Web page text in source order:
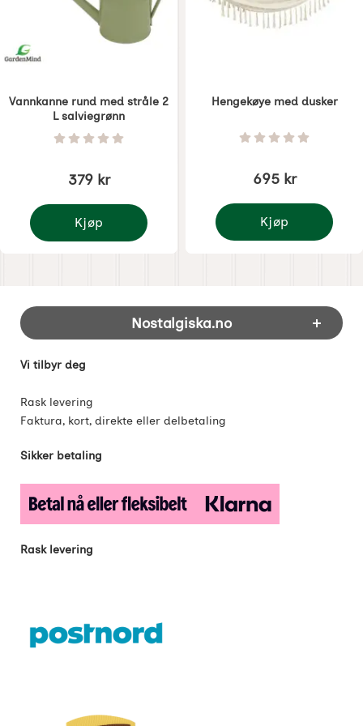
Vannkanne rund med stråle 2
L salviegrønn
Varenummer 7208Vurdering: 0 Stjerne av 5
379 kr
Kjøp
Vannkanne rund med stråle 2 L salviegrønn
Hengekøye med dusker
Varenummer 7701Vurdering: 0
695 kr
Kjøp
Hengekøye med
Footer-innhold Blandet informasjon og
Nostalgiska.no
Vi tilbyr deg
Rask levering
Faktura, kort, direkte eller delbetaling
Sikker betaling
Rask levering